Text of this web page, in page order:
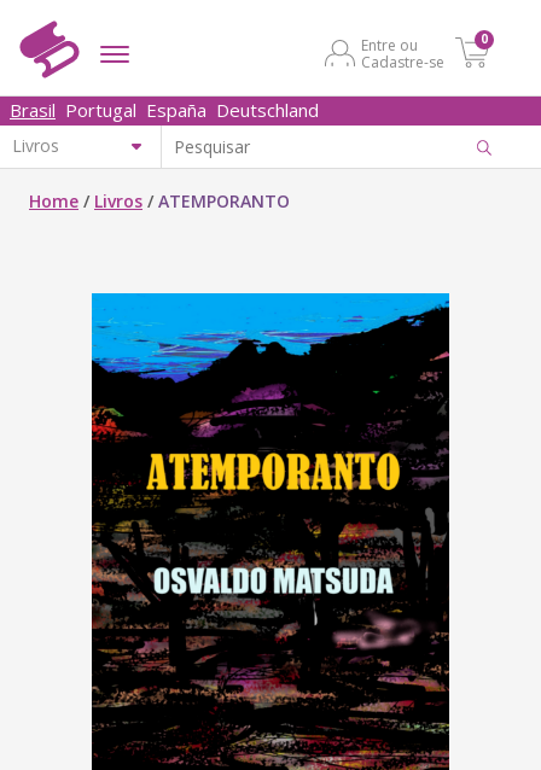
Entre ou
Cadastre-se
0
Brasil Portugal España Deutschland
Home / Livros /ATEMPORANTO